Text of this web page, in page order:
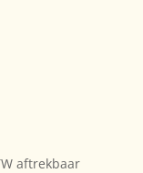
aftrekbaar